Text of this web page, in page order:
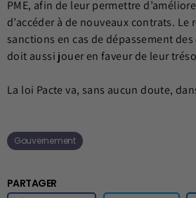
PME, afin de leur permettre
d’accéder à de nouveaux contrats. Le
sanctions en cas de dépassement
doit aussi jouer en faveur de leur
La loi Pacte va, sans aucun doute,
Gouvernement
PARTAGER